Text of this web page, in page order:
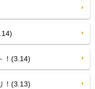
！(3.14)
！(3.13)